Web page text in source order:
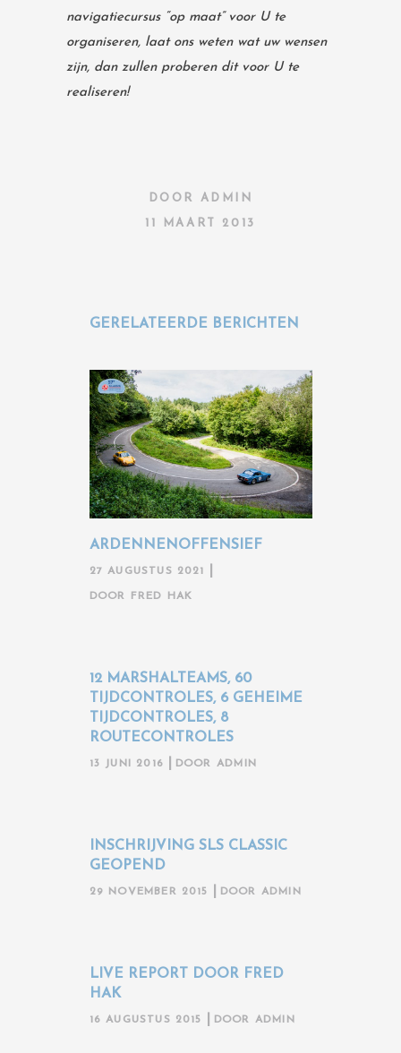
navigatiecursus “op maat” voor U te
organiseren, laat ons weten wat uw wensen
zijn, dan zullen proberen dit voor U te
realiseren!
DOOR ADMIN
11 MAART 2013
GERELATEERDE BERICHTEN
ARDENNENOFFENSIEF
27 AUGUSTUS 2021
DOOR FRED HAK
12 MARSHALTEAMS, 60
TIJDCONTROLES, 6 GEHEIME
TIJDCONTROLES, 8
ROUTECONTROLES
13 JUNI 2016 DOOR ADMIN
INSCHRIJVING SLS CLASSIC
GEOPEND
29 NOVEMBER 2015 DOOR ADMIN
LIVE REPORT DOOR FRED
HAK
16 AUGUSTUS 2015 DOOR ADMIN